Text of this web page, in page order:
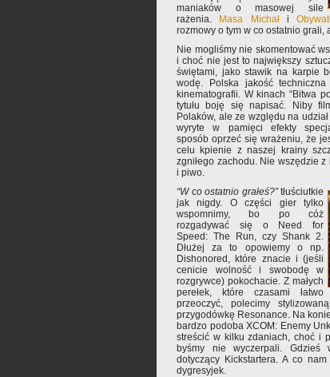
maniaków o masowej sile
rażenia.
Masa Michałi
rozmowy o tym w co ostatnio grali,
Nie mogliśmy nie skomentować
i choć nie jest to największy
świętami, jako stawik na karpie
wodę. Polska jakość
kinematografii. W kinach “Bitwa
tytułu boję się napisać. Niby
Polaków, ale ze względu na
wyryte w pamięci efekty
sposób oprzeć się wrażeniu, że
celu kpienie z naszej krainy
zgniłego zachodu. Nie wszędzie
i piwo.
“W co ostatnio grałeś?”tłuściutkie
jak nigdy. O części gier tylko
wspomnimy, bo po cóż
rozgadywać się o Need for
Speed: The Run, czy Shank 2.
Dłużej za to opowiemy o np.
Dishonored, które znacie i (jeśli
cenicie wolność i swobodę w
rozgrywce) pokochacie. Z małych
perełek, które czasami łatwo
przeoczyć, polecimy
przygodówkę Resonance. Na
bardzo podoba XCOM: Enemy
streścić w kilku zdaniach, choć i
byśmy nie wyczerpali. Gdzieś
dotyczący Kickstartera. A co
dygresyjek.